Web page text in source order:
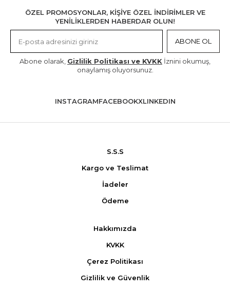
ÖZEL PROMOSYONLAR, KİŞİYE ÖZEL İNDİRİMLER VE
YENİLİKLERDEN HABERDAR OLUN!
ABONE OL
Abone olarak, Gizlilik Politikası ve KVKK İznini okumuş,
onaylamış oluyorsunuz.
INSTAGRAMFACEBOOKXLINKEDIN
S.S.S
Kargo ve Teslimat
İadeler
Ödeme
Hakkımızda
KVKK
Çerez Politikası
Gizlilik ve Güvenlik